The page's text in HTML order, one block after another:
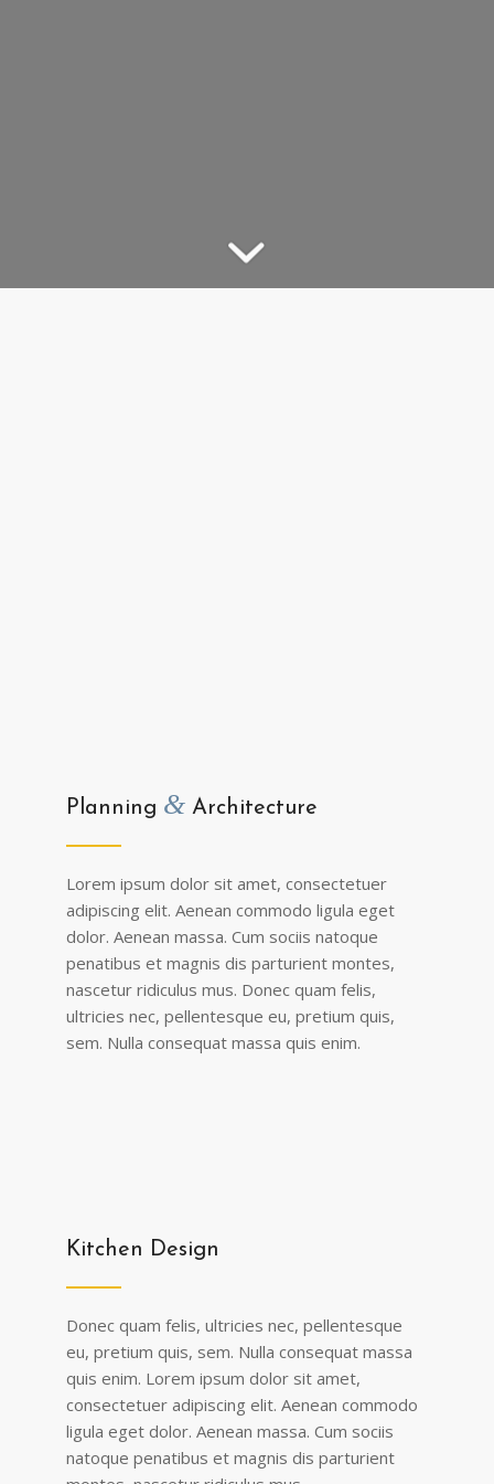
Planning & Architecture
Lorem ipsum dolor sit amet, consectetuer
adipiscing elit. Aenean commodo ligula eget
dolor. Aenean massa. Cum sociis natoque
penatibus et magnis dis parturient montes,
nascetur ridiculus mus. Donec quam felis,
ultricies nec, pellentesque eu, pretium quis,
sem. Nulla consequat massa quis enim.
Kitchen Design
Donec quam felis, ultricies nec, pellentesque
eu, pretium quis, sem. Nulla consequat massa
quis enim. Lorem ipsum dolor sit amet,
consectetuer adipiscing elit. Aenean commodo
ligula eget dolor. Aenean massa. Cum sociis
natoque penatibus et magnis dis parturient